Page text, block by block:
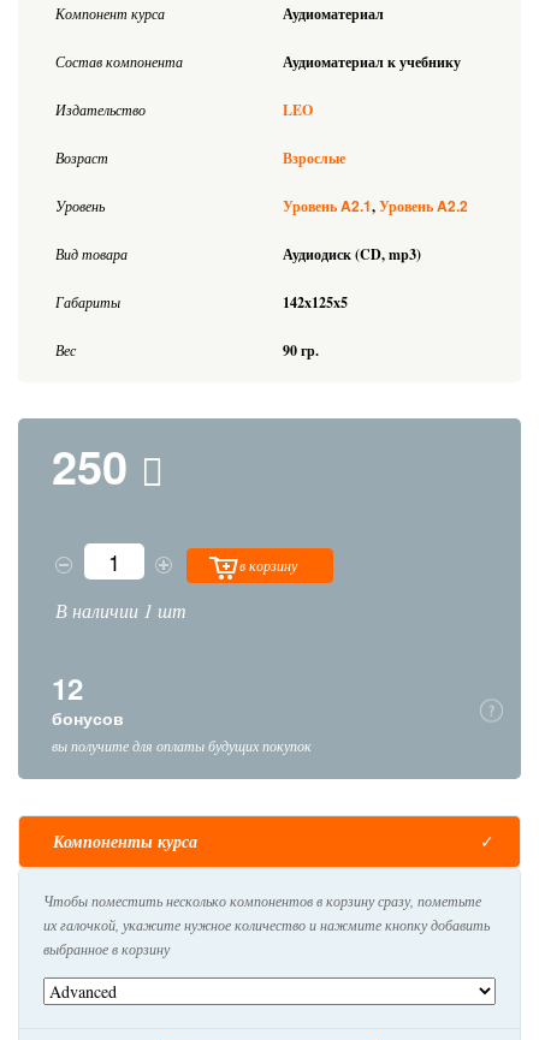
Компонент курса Аудиоматериал
Состав компонента Аудиоматериал к учебнику
Издательство LEO
Возраст Взрослые
Уровень УровеньA2.1 УровеньA2.2
Вид товара Аудиодиск (CD, mp3)
Габариты 142x125x5
Вес 90 гр.
250
в корзину
В наличии 1 шт
12
бонусов
вы получите для оплаты будущих покупок
Компоненты курса
Чтобы поместить несколько компонентов в корзину сразу, пометьте
их галочкой, укажите нужное количество и нажмите кнопку добавить
выбранное в корзину